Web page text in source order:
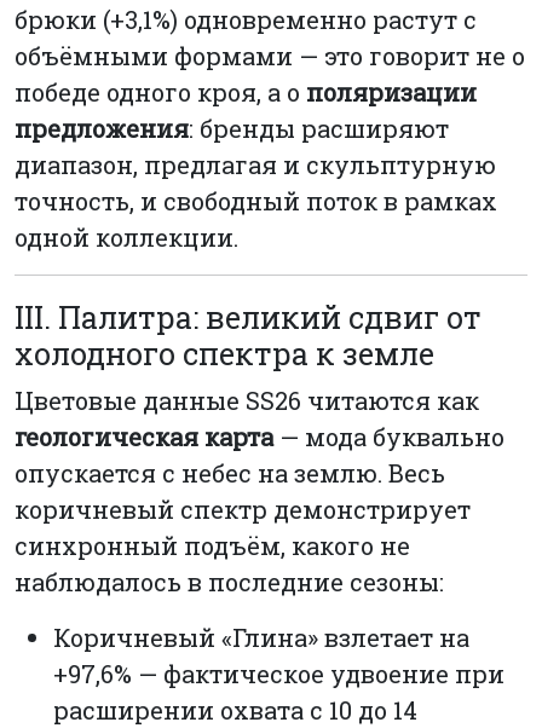
брюки (+3,1%) одновременно растут с
объёмными формами — это говорит не о
победе одного кроя, а о поляризации
предложения: бренды расширяют
диапазон, предлагая и скульптурную
точность, и свободный поток в рамках
одной коллекции.
III. Палитра: великий сдвиг от
холодного спектра к земле
Цветовые данные SS26 читаются как
геологическая карта— мода буквально
опускается с небес на землю. Весь
коричневый спектр демонстрирует
синхронный подъём, какого не
наблюдалось в последние сезоны:
Коричневый «Глина» взлетает на
+97,6% — фактическое удвоение при
расширении охвата с 10 до 14